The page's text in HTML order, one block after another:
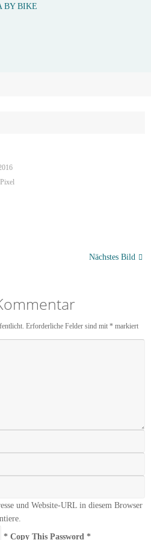
Pixel
Nächstes Bild
Erforderliche Felder sind mit * markiert
und Website-URL in diesem Browser
* Copy This Password *